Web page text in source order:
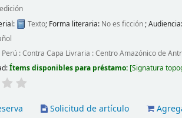
Texto; Forma literaria: No es ficción ; Audiencia:
Perú : Contra Capa Livraria : Centro Amazónico de
Ítems disponibles para préstamo: Signatura
Solicitud de artículo